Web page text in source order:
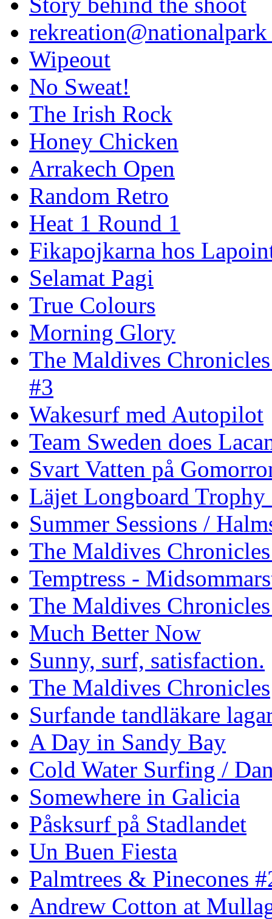
rekreation@nationalpark
Wipeout
No Sweat!
The Irish Rock
Honey Chicken
Arrakech Open
Random Retro
Heat 1 Round 1
Fikapojkarna hos
Selamat Pagi
True Colours
Morning Glory
The Maldives
#3
Wakesurf med Autopilot
Team Sweden does
Svart Vatten på
Läjet Longboard
Summer Sessions /
The Maldives
Temptress -
The Maldives
Much Better Now
Sunny, surf, satisfaction.
The Maldives Chronicles
Surfande tandläkare
A Day in Sandy Bay
Cold Water Surfing /
Somewhere in Galicia
Påsksurf på Stadlandet
Un Buen Fiesta
Palmtrees & Pinecones
Andrew Cotton at